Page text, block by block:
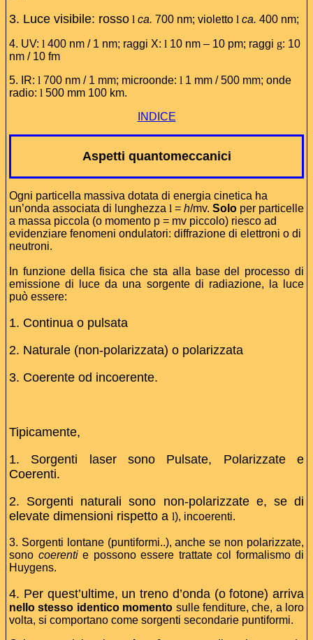
3. Luce visibile: rosso l ca. 700 nm; violetto l ca. 400 nm;
4. UV: l 400 nm / 1 nm; raggi X: l 10 nm – 10 pm; raggi g: 10
nm / 10 fm
5. IR: l 700 nm / 1 mm; microonde: l 1 mm / 500 mm; onde
radio: l 500 mm 100 km.
INDICE
Aspetti quantomeccanici
Ogni particella massiva dotata di energia cinetica ha
un’onda associata di lunghezza l = h/mv. Solo per particelle
a massa piccola (o momento p = mv piccolo) riesco ad
evidenziare fenomeni ondulatori: diffrazione di elettroni o di
neutroni.
In funzione della fisica che sta alla base del processo di
emissione di luce da una sorgente di radiazione, la luce
può essere:
1. Continua o pulsata
2. Naturale (non-polarizzata) o polarizzata
3. Coerente od incoerente.
Tipicamente,
1. Sorgenti laser sono Pulsate, Polarizzate e
Coerenti.
2. Sorgenti naturali sono non-polarizzate e, se di
elevate dimensioni rispetto a l), incoerenti.
3. Sorgenti lontane (puntiformi..), anche se non polarizzate,
sono coerenti e possono essere trattate col formalismo di
Huygens.
4. Per quest’ultime, un treno d’onda (o fotone) arriva
nello stesso identico momento sulle fenditure, che, a loro
volta, si comportano come sorgenti secondarie puntiformi.